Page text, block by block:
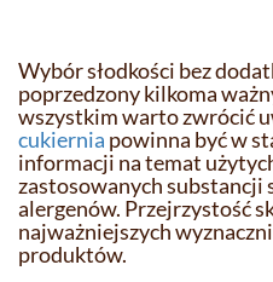
Wybór słodkości bez
poprzedzony kilkoma
wszystkim warto zwrócić
cukiernia powinna być w
informacji na temat
zastosowanych substancji
alergenów. Przejrzystość
najważniejszych
produktów.